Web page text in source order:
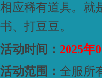
相应稀有道具。就
书、打豆豆。
活动时间： 2025年
活动范围： 全服所